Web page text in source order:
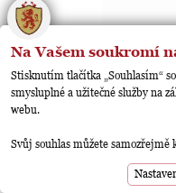
Závěsná objímka -
POSLEDNÍ 1 KUS
Skladem
🍪
Na Vašem soukromí
Stisknutím tlačítka „Souhlasím“
smysluplné a užitečné služby na
webu.
Svůj souhlas můžete samozřejmě